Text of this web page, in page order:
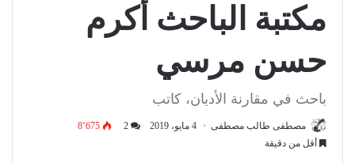
مكتبة الباحث أكرم
حسن مرسي
باحث في مقارنة الأديان، كاتب
مصطفى طالب مصطفى 4 مايو، 2019
8٬675
أقل من دقيقة